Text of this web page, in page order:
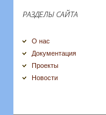
РАЗДЕЛЫ САЙТА
О нас
Документация
Проекты
Новости